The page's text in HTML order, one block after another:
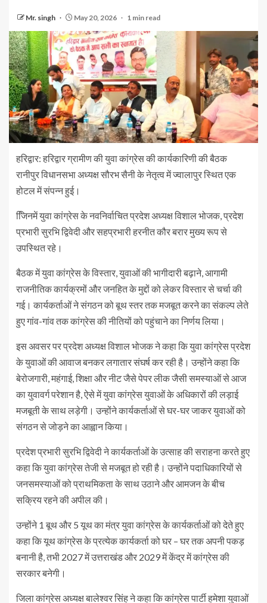
Mr. singh May 20, 2026 1 min read
हरिद्वार: हरिद्वार ग्रामीण की युवा कांग्रेस की कार्यकारिणी की बैठक
रानीपुर विधानसभा अध्यक्ष सौरभ सैनी के नेतृत्व में ज्वालापुर स्थित एक
होटल में संपन्न हुई।
जििनमें युवा कांग्रेस के नवनिर्वाचित प्रदेश अध्यक्ष विशाल भोजक, प्रदेश
प्रभारी सुरभि द्विवेदी और सहप्रभारी हरनीत कौर बरार मुख्य रूप से
उपस्थित रहे।
बैठक में युवा कांग्रेस के विस्तार, युवाओं की भागीदारी बढ़ाने, आगामी
राजनीतिक कार्यक्रमों और जनहित के मुद्दों को लेकर विस्तार से चर्चा की
गई। कार्यकर्ताओं ने संगठन को बूथ स्तर तक मजबूत करने का संकल्प लेते
हुए गांव-गांव तक कांग्रेस की नीतियों को पहुंचाने का निर्णय लिया।
इस अवसर पर प्रदेश अध्यक्ष विशाल भोजक ने कहा कि युवा कांग्रेस प्रदेश
के युवाओं की आवाज बनकर लगातार संघर्ष कर रही है। उन्होंने कहा कि
बेरोजगारी, महंगाई, शिक्षा और नीट जैसे पेपर लीक जैसी समस्याओं से आज
का युवावर्ग परेशान है, ऐसे में युवा कांग्रेस युवाओं के अधिकारों की लड़ाई
मजबूती के साथ लड़ेगी। उन्होंने कार्यकर्ताओं से घर-घर जाकर युवाओं को
संगठन से जोड़ने का आह्वान किया।
प्रदेश प्रभारी सुरभि द्विवेदी ने कार्यकर्ताओं के उत्साह की सराहना करते हुए
कहा कि युवा कांग्रेस तेजी से मजबूत हो रही है। उन्होंने पदाधिकारियों से
जनसमस्याओं को प्राथमिकता के साथ उठाने और आमजन के बीच
सक्रिय रहने की अपील की।
उन्होंने 1 बूथ और 5 यूथ का मंत्र युवा कांग्रेस के कार्यकर्ताओं को देते हुए
कहा कि यूथ कांग्रेस के प्रत्येक कार्यकर्ता को घर – घर तक अपनी पकड़
बनानी है, तभी 2027 में उत्तराखंड और 2029 में केंद्र में कांग्रेस की
सरकार बनेगी।
जिला कांग्रेस अध्यक्ष बालेश्वर सिंह ने कहा कि कांग्रेस पार्टी हमेशा युवाओं